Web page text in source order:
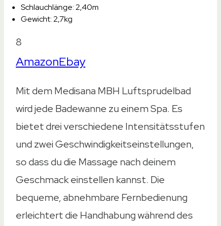
Schlauchlänge: 2,40m
Gewicht: 2,7kg
8
AmazonEbay
Mit dem Medisana MBH Luftsprudelbad
wird jede Badewanne zu einem Spa. Es
bietet drei verschiedene Intensitätsstufen
und zwei Geschwindigkeitseinstellungen,
so dass du die Massage nach deinem
Geschmack einstellen kannst. Die
bequeme, abnehmbare Fernbedienung
erleichtert die Handhabung während des